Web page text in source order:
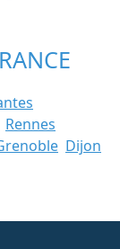
Rennes
Dijon